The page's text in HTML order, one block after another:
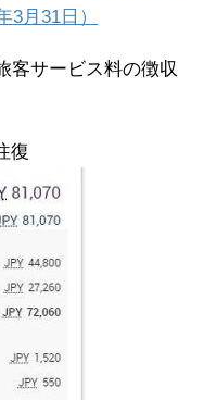
3月31日）
客サービス料の徴収
復